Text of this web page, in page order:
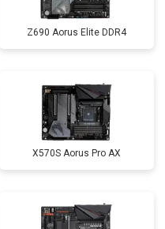
Z690 Aorus Elite DDR4
X570S Aorus Pro AX